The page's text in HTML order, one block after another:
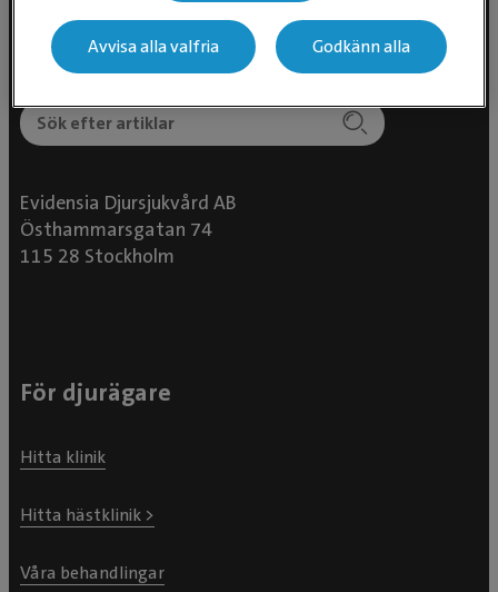
Evidensia Djursjukvård AB
Östhammarsgatan 74
115 28 Stockholm
För djurägare
Hitta klinik
Hitta hästklinik >
Våra behandlingar
Avvisa alla valfria Godkänn alla